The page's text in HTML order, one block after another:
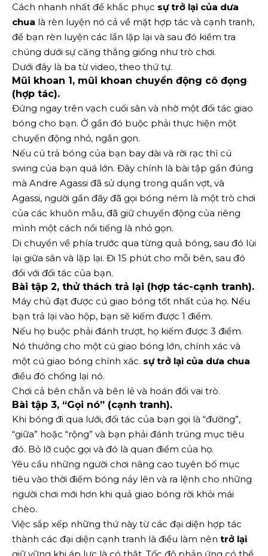
Cách nhanh nhất để khắc phục sự trở lại của dưa
chua là rèn luyện nó cả về mặt hợp tác và cạnh tranh,
để bạn rèn luyện các lần lặp lại và sau đó kiểm tra
chúng dưới sự căng thẳng giống như trò chơi.
Dưới đây là ba từ video, theo thứ tự.
Mũi khoan 1, mũi khoan chuyển động cô đọng
(hợp tác).
Đứng ngay trên vạch cuối sân và nhờ một đối tác giao
bóng cho bạn. Ở gần đó buộc phải thực hiện một
chuyển động nhỏ, ngắn gọn.
Nếu cú ​​trả bóng của bạn bay dài và rời rạc thì cú
swing của bạn quá lớn. Đây chính là bài tập gần đúng
mà Andre Agassi đã sử dụng trong quần vợt, và
Agassi, người gần đây đã gọi bóng ném là một trò chơi
của các khuôn mẫu, đã giữ chuyển động của riêng
mình một cách nổi tiếng là nhỏ gọn.
Di chuyển về phía trước qua từng quả bóng, sau đó lùi
lại giữa sân và lặp lại. Đi 15 phút cho mỗi bên, sau đó
đổi với đối tác của bạn.
Bài tập 2, thử thách trả lại (hợp tác-cạnh tranh).
Máy chủ đạt được cú giao bóng tốt nhất của họ. Nếu
bạn trả lại vào hộp, bạn sẽ kiếm được 1 điểm.
Nếu họ buộc phải đánh trượt, họ kiếm được 3 điểm.
Nó thưởng cho một cú giao bóng lớn, chính xác và
một cú giao bóng chính xác. sự trở lại của dưa chua
điều đó chống lại nó.
Chơi cả bên chẵn và bên lẻ và hoán đổi vai trò.
Bài tập 3, “Gọi nó” (cạnh tranh).
Khi bóng đi qua lưới, đối tác của bạn gọi là “đường”,
“giữa” hoặc “rộng” và bạn phải đánh trúng mục tiêu
đó. Bỏ lỡ cuộc gọi và đó là quan điểm của họ.
Yêu cầu những người chơi nâng cao tuyên bố mục
tiêu vào thời điểm bóng nảy lên và ra lệnh cho những
người chơi mới hơn khi quả giao bóng rời khỏi mái
chèo.
Việc sắp xếp những thứ này từ các đại diện hợp tác
thành các đại diện cạnh tranh là điều làm nên trở lại